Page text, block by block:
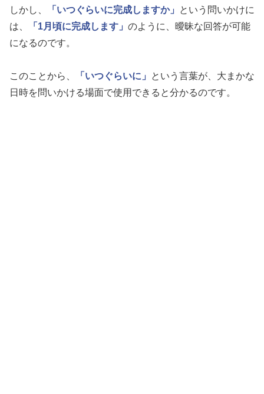
しかし、 「いつぐらいに完成しますか」
という問いかけに
は、
「1月頃に完成します」 のように、曖昧な回答が可能
になるのです。
このことから、 「いつぐらいに」
という言葉が、大まかな
日時を問いかける場面で使用できると分かるのです。